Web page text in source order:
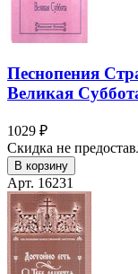
Песнопения
Великая
1029 ₽
Скидка не
В корзину
Арт. 16231